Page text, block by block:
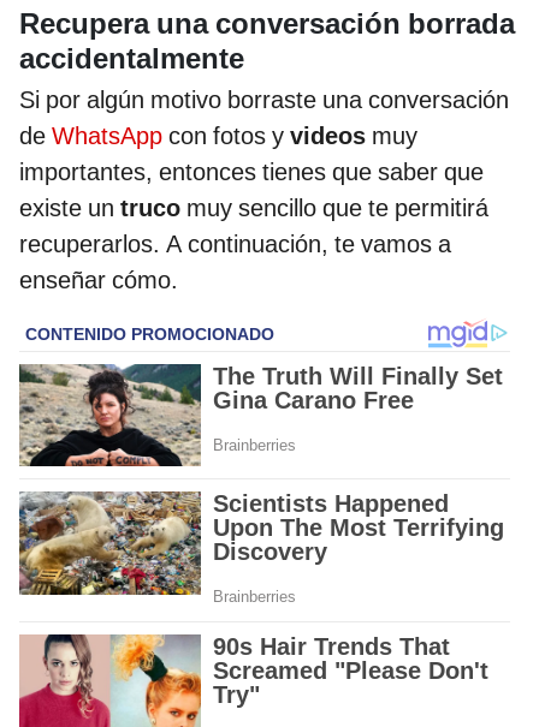
Recupera una conversación borrada
accidentalmente
Si por algún motivo borraste una conversación
de WhatsApp con fotos y videos muy
importantes, entonces tienes que saber que
existe un truco muy sencillo que te permitirá
recuperarlos. A continuación, te vamos a
enseñar cómo.